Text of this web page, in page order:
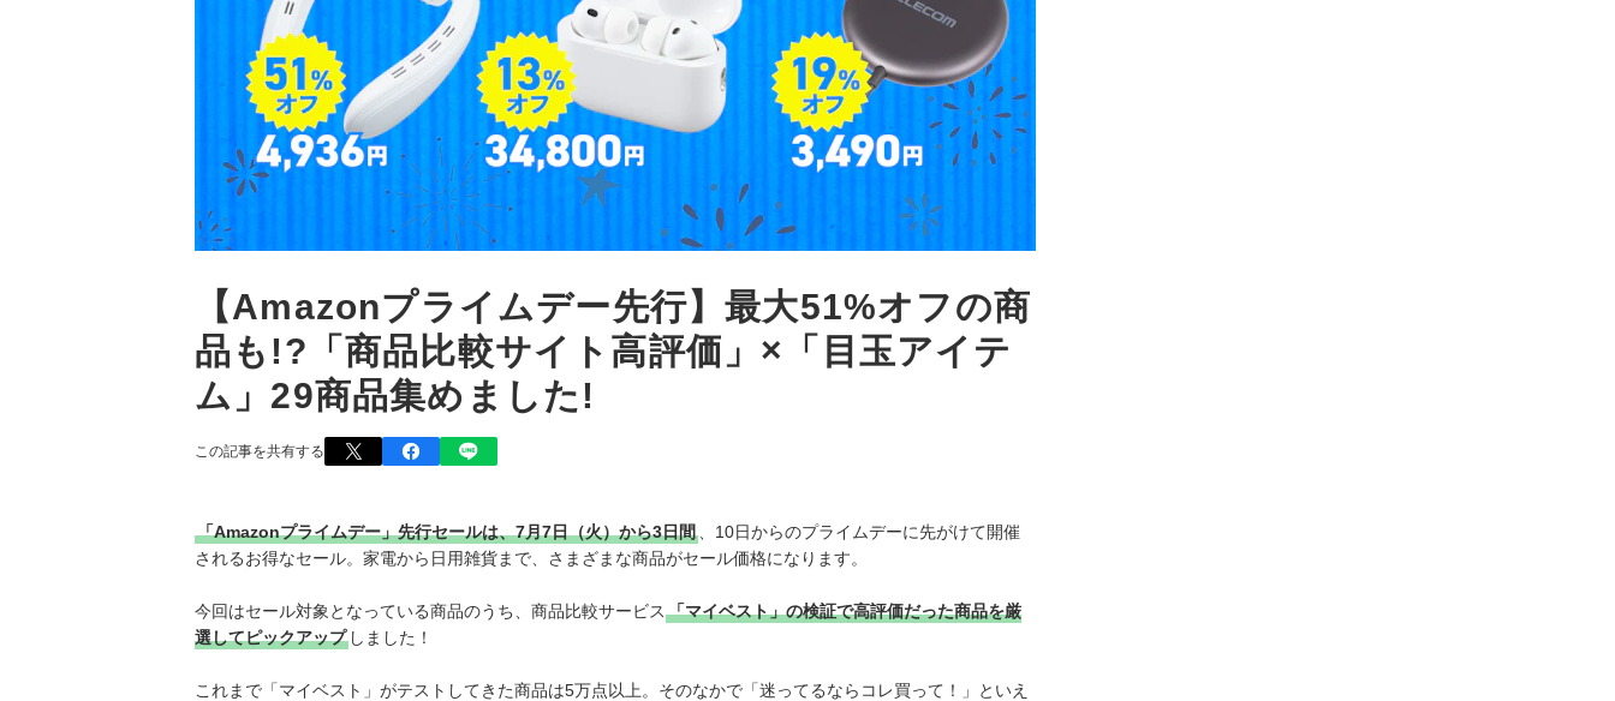
【Amazonプライムデー先行】最大51%オフの商
品も!?「商品比較サイト高評価」×「目玉アイテ
ム」29商品集めました!
この記事を共有する
「Amazonプライムデー」先行セールは、7月7日（火）から3日間
、10日からのプライムデーに先がけて開催
されるお得なセール。家電から日用雑貨まで、さまざまな商品がセール価格になります。
今回はセール対象となっている商品のうち、商品比較サービス 「マイベスト」の検証で高評価だった商品を厳
選してピックアップ しました！
これまで「マイベスト」がテストしてきた商品は5万点以上。そのなかで「迷ってるならコレ買って！」といえ